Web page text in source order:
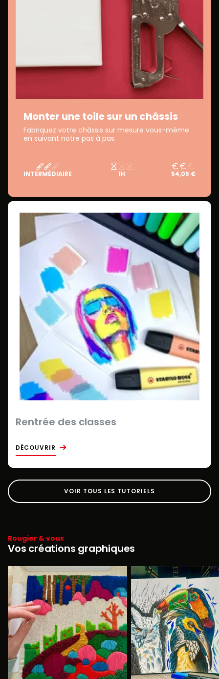
Monter une toile sur un châssis
Fabriquez votre châssis sur mesure vous-même
en suivant notre pas à pas.
INTERMÉDIAIRE 1H 54,05 €
Rentrée des classes
DÉCOUVRIR
VOIR TOUS LES TUTORIELS
Rougier & vous
Vos créations graphiques